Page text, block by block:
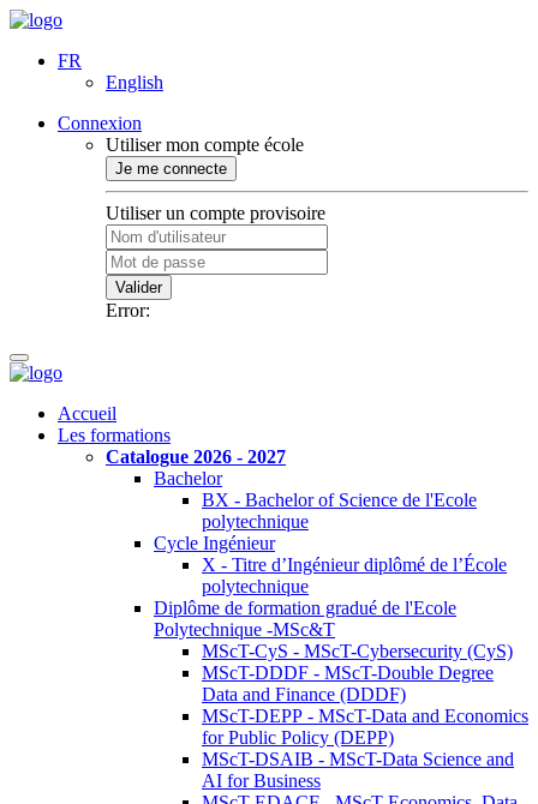
FR
English
Connexion
Utiliser mon compte école
Je me connecte
Utiliser un compte provisoire
Valider
Error:
Accueil
Les formations
Catalogue 2026 - 2027
Bachelor
BX - Bachelor of Science de l'Ecole
polytechnique
Cycle Ingénieur
X - Titre d’Ingénieur diplômé de l’École
polytechnique
Diplôme de formation gradué de l'Ecole
Polytechnique -MSc&T
MScT-CyS - MScT-Cybersecurity (CyS)
MScT-DDDF - MScT-Double Degree
Data and Finance (DDDF)
MScT-DEPP - MScT-Data and Economics
for Public Policy (DEPP)
MScT-DSAIB - MScT-Data Science and
AI for Business